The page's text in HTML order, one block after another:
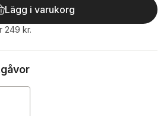
Lägg i varukorg
249 kr.